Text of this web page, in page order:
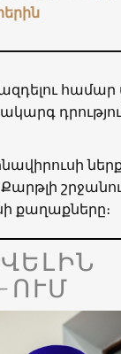
համար
քաղաքները։
ՈՒՄ